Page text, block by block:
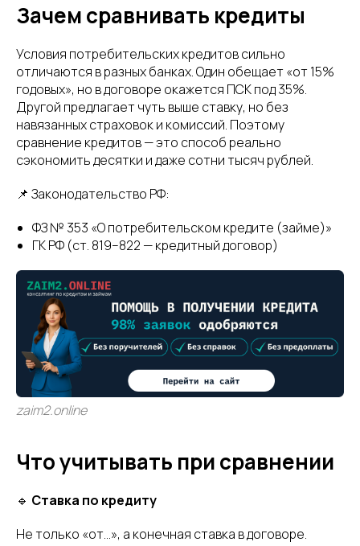
Зачем сравнивать кредиты
Условия потребительских кредитов сильно
отличаются в разных банках. Один обещает «от 15%
годовых», но в договоре окажется ПСК под 35%.
Другой предлагает чуть выше ставку, но без
навязанных страховок и комиссий. Поэтому
сравнение кредитов — это способ реально
сэкономить десятки и даже сотни тысяч рублей.
📌 Законодательство РФ:
ФЗ № 353 «О потребительском кредите (займе)»
ГК РФ (ст. 819–822 — кредитный договор)
zaim2.online
Что учитывать при сравнении
🔹 Ставка по кредиту
Не только «от…», а конечная ставка в договоре.